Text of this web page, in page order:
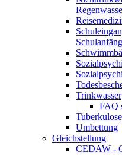
Trinkwasser
FAQ
Tuberkulose
Umbettung
Gleichstellung
CEDAW -